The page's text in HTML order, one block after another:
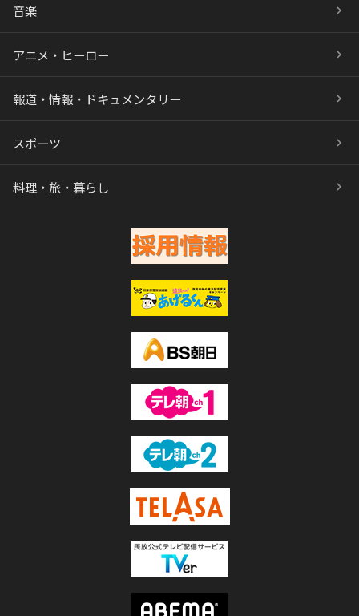
音楽
アニメ・ヒーロー
報道・情報・ドキュメンタリー
スポーツ
料理・旅・暮らし